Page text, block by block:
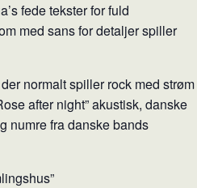
fede tekster for fuld
med sans for detaljer spiller
normalt spiller rock med strøm
after night” akustisk, danske
numre fra danske bands